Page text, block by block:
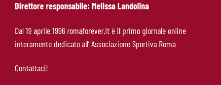
Endrick-Roma, spunta il prestito biennale:
l’affare passa dalla cessione di Soulé
Direttore responsabile: Melissa Landolina
Dal 19 aprile 1996 romaforever.it è il primo giornale online
interamente dedicato all’ Associazione Sportiva Roma
Contattaci!